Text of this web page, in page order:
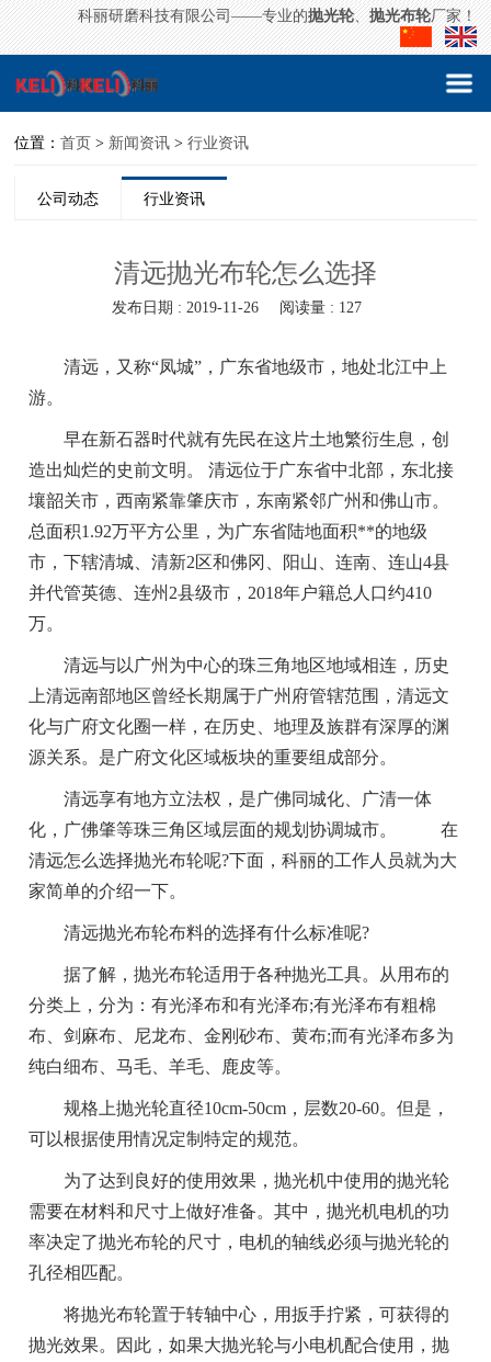
科丽研磨科技有限公司——专业的抛光轮、抛光布轮厂家！
位置：首页 > 新闻资讯 >行业资讯
公司动态 行业资讯
清远抛光布轮怎么选择
发布日期 : 2019-11-26 阅读量 : 127
清远，又称“凤城”，广东省地级市，地处北江中上
游。
早在新石器时代就有先民在这片土地繁衍生息，创
造出灿烂的史前文明。 清远位于广东省中北部，东北接
壤韶关市，西南紧靠肇庆市，东南紧邻广州和佛山市。
总面积1.92万平方公里，为广东省陆地面积**的地级
市，下辖清城、清新2区和佛冈、阳山、连南、连山4县
并代管英德、连州2县级市，2018年户籍总人口约410
万。
清远与以广州为中心的珠三角地区地域相连，历史
上清远南部地区曾经长期属于广州府管辖范围，清远文
化与广府文化圈一样，在历史、地理及族群有深厚的渊
源关系。是广府文化区域板块的重要组成部分。
清远享有地方立法权，是广佛同城化、广清一体
化，广佛肇等珠三角区域层面的规划协调城市。 在
清远怎么选择抛光布轮呢?下面，科丽的工作人员就为大
家简单的介绍一下。
清远抛光布轮布料的选择有什么标准呢?
据了解，抛光布轮适用于各种抛光工具。从用布的
分类上，分为：有光泽布和有光泽布;有光泽布有粗棉
布、剑麻布、尼龙布、金刚砂布、黄布;而有光泽布多为
纯白细布、马毛、羊毛、鹿皮等。
规格上抛光轮直径10cm-50cm，层数20-60。但是，
可以根据使用情况定制特定的规范。
为了达到良好的使用效果，抛光机中使用的抛光轮
需要在材料和尺寸上做好准备。其中，抛光机电机的功
率决定了抛光布轮的尺寸，电机的轴线必须与抛光轮的
孔径相匹配。
将抛光布轮置于转轴中心，用扳手拧紧，可获得的
抛光效果。因此，如果大抛光轮与小电机配合使用，抛